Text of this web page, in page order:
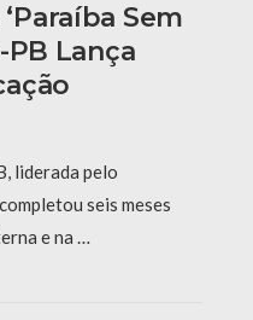
Sem
PB Lança
liderada pelo
seis meses
e na …